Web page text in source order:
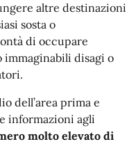
altre destinazioni
sosta o
di occupare
immaginabili disagi o
dell’area prima e
informazioni agli
molto elevato di